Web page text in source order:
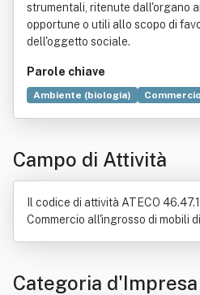
strumentali, ritenute dall'organo
opportune o utili allo scopo di
dell'oggetto sociale.
Parole chiave
Ambiente (biologia) Commercio
Consulenza
Diritto Porta
Campo di Attività
Il codice di attività ATECO
Commercio all'ingrosso di mobili
Categoria d'Impresa